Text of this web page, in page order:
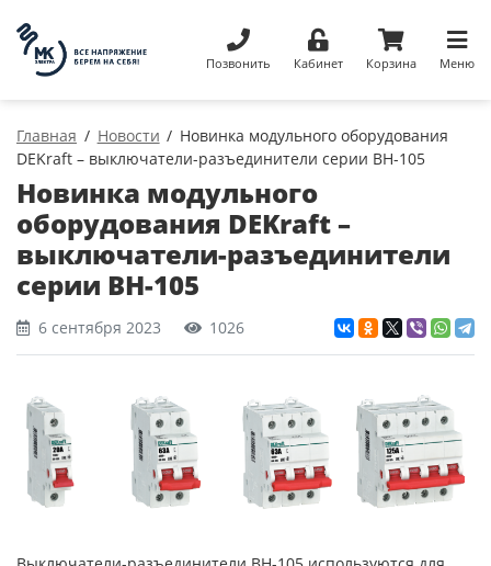
Позвонить Кабинет Корзина Меню
Главная Новости
Новинка модульного оборудования
DEKraft – выключатели-разъединители серии ВН-105
Новинка модульного
оборудования DEKraft –
выключатели-разъединители
серии ВН-105
6 сентября 2023 1026